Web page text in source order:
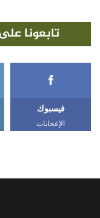
تابعونا
فيسبوك
الإعجابات